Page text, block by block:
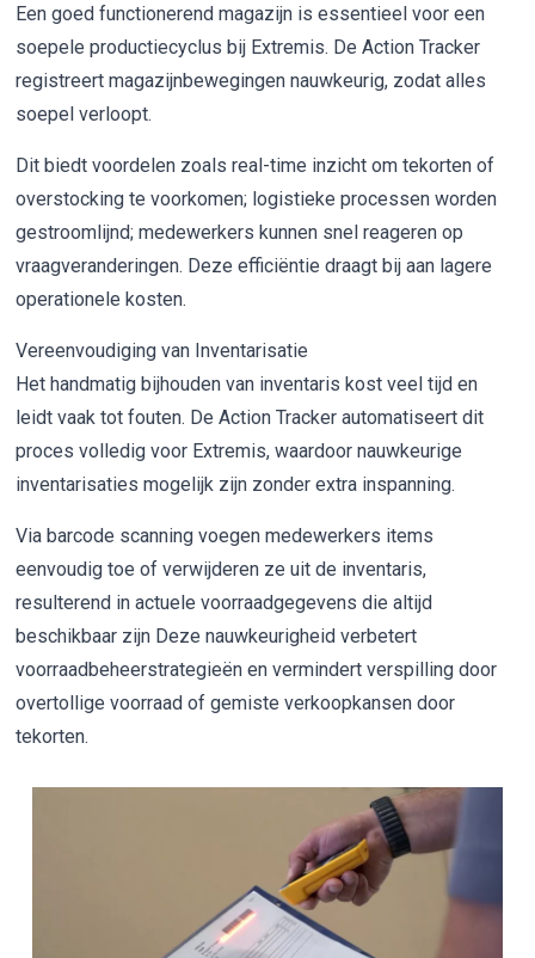
Een goed functionerend magazijn is essentieel voor een
soepele productiecyclus bij Extremis. De Action Tracker
registreert magazijnbewegingen nauwkeurig, zodat alles
soepel verloopt.
Dit biedt voordelen zoals real-time inzicht om tekorten of
overstocking te voorkomen; logistieke processen worden
gestroomlijnd; medewerkers kunnen snel reageren op
vraagveranderingen. Deze efficiëntie draagt bij aan lagere
operationele kosten.
Vereenvoudiging van Inventarisatie
Het handmatig bijhouden van inventaris kost veel tijd en
leidt vaak tot fouten. De Action Tracker automatiseert dit
proces volledig voor Extremis, waardoor nauwkeurige
inventarisaties mogelijk zijn zonder extra inspanning.
Via barcode scanning voegen medewerkers items
eenvoudig toe of verwijderen ze uit de inventaris,
resulterend in actuele voorraadgegevens die altijd
beschikbaar zijn Deze nauwkeurigheid verbetert
voorraadbeheerstrategieën en vermindert verspilling door
overtollige voorraad of gemiste verkoopkansen door
tekorten.